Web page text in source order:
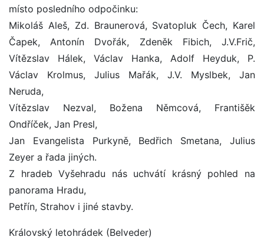
místo posledního odpočinku:
Mikoláš Aleš, Zd. Braunerová, Svatopluk Čech, Karel
Čapek, Antonín Dvořák, Zdeněk Fibich, J.V.Frič,
Vítězslav Hálek, Václav Hanka, Adolf Heyduk, P.
Václav Krolmus, Julius Mařák, J.V. Myslbek, Jan
Neruda,
Vítězslav Nezval, Božena Němcová, Františěk
Ondříček, Jan Presl,
Jan Evangelista Purkyně, Bedřich Smetana, Julius
Zeyer a řada jiných.
Z hradeb Vyšehradu nás uchvátí krásný pohled na
panorama Hradu,
Petřín, Strahov i jiné stavby.
Královský letohrádek (Belveder)